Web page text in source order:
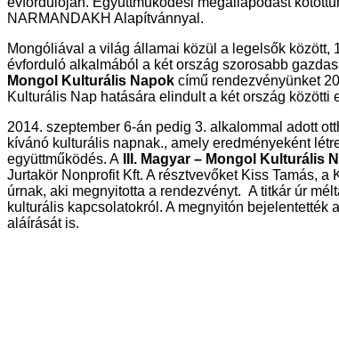
NARMANDAKH Alapítvánnyal.
Mongóliával a világ államai közül a legelsők között,
évforduló alkalmából a két ország szorosabb
Mongol Kulturális Napok című rendezvényünket
Kulturális Nap hatására elindult a két ország közötti
2014. szeptember 6-án pedig 3. alkalommal adott
kívánó kulturális napnak., amely eredményeként
együttműködés. A
III. Magyar – Mongol Kulturális
Jurtakör Nonprofit Kft. A résztvevőket Kiss Tamás,
úrnak, aki megnyitotta a rendezvényt. A titkár úr
kulturális kapcsolatokról. A megnyitón
aláírását is.